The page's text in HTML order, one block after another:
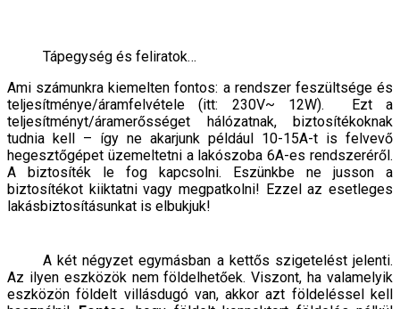
Tápegység és feliratok…
Ami számunkra kiemelten fontos: a rendszer feszültsége és
teljesítménye/áramfelvétele (itt: 230V~ 12W). Ezt a
teljesítményt/áramerősséget hálózatnak, biztosítékoknak
tudnia kell – így ne akarjunk például 10-15A-t is felvevő
hegesztőgépet üzemeltetni a lakószoba 6A-es rendszeréről.
A biztosíték le fog kapcsolni. Eszünkbe ne jusson a
biztosítékot kiiktatni vagy megpatkolni! Ezzel az esetleges
lakásbiztosításunkat is elbukjuk!
A két négyzet egymásban a kettős szigetelést jelenti.
Az ilyen eszközök nem földelhetőek. Viszont, ha valamelyik
eszközön földelt villásdugó van, akkor azt földeléssel kell